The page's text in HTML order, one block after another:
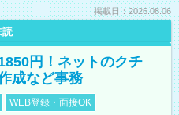
掲載日：2026.08.06
読
円！ネットのクチ
成など事務
WEB登録・面接OK